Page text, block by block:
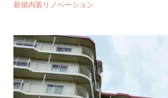
新規内装リノベーション